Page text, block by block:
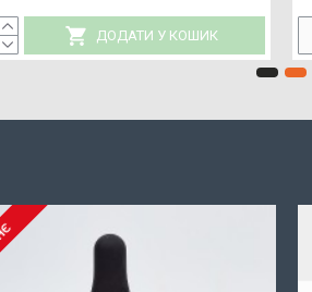
ДОДАТИ У КОШИК
ДОДАТИ У КОШИК